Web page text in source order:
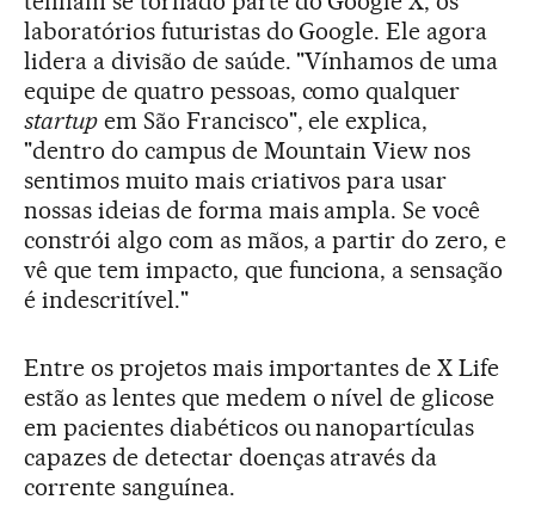
laboratórios futuristas do Google. Ele agora
lidera a divisão de saúde. "Vínhamos de uma
equipe de quatro pessoas, como qualquer
startupem São Francisco", ele explica,
"dentro do campus de Mountain View nos
sentimos muito mais criativos para usar
nossas ideias de forma mais ampla. Se você
constrói algo com as mãos, a partir do zero, e
vê que tem impacto, que funciona, a sensação
é indescritível."
Entre os projetos mais importantes de X Life
estão as lentes que medem o nível de glicose
em pacientes diabéticos ou nanopartículas
capazes de detectar doenças através da
corrente sanguínea.